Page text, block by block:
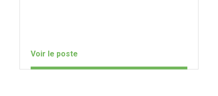
Voir le poste